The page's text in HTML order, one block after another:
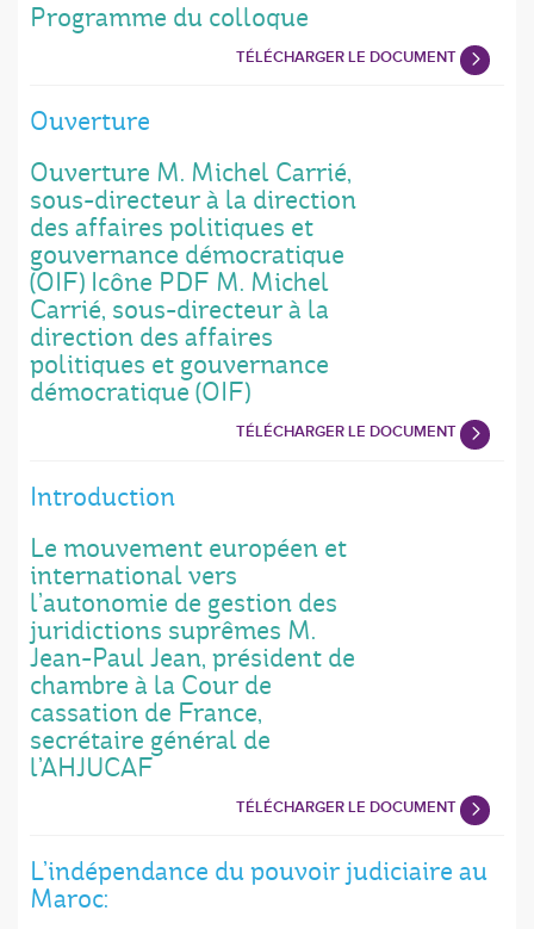
Programme du colloque
TÉLÉCHARGER LE DOCUMENT
Ouverture
Ouverture M. Michel Carrié,
sous-directeur à la direction
des affaires politiques et
gouvernance démocratique
(OIF) Icône PDF M. Michel
Carrié, sous-directeur à la
direction des affaires
politiques et gouvernance
démocratique (OIF)
TÉLÉCHARGER LE DOCUMENT
Introduction
Le mouvement européen et
international vers
l’autonomie de gestion des
juridictions suprêmes M.
Jean-Paul Jean, président de
chambre à la Cour de
cassation de France,
secrétaire général de
l’AHJUCAF
TÉLÉCHARGER LE DOCUMENT
L’indépendance du pouvoir judiciaire au
Maroc: